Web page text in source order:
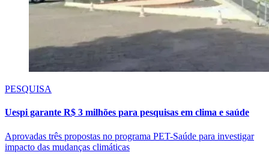
PESQUISA
Uespi garante R$ 3 milhões para pesquisas em clima e saúde
Aprovadas três propostas no programa PET-Saúde para investigar
impacto das mudanças climáticas